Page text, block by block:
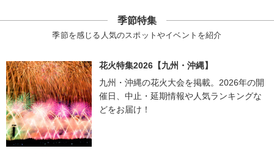
季節特集
季節を感じる人気のスポットやイベントを紹介
花火特集2026【九州・沖縄】
九州・沖縄の花火大会を掲載。2026年の開
催日、中止・延期情報や人気ランキングな
どをお届け！